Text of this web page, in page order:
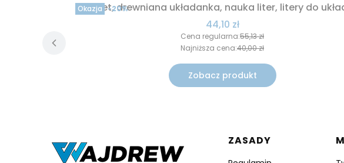
Okazja
Alfabet, drewniana układanka, nauka liter, litery do
Cena promocyjna
44,10 zł
Cena regularna:55,13 zł
-20%
Najniższa cena:40,00 zł
Zobacz produkt
Linki w stopce
ZASADY